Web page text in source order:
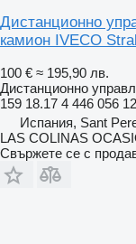
Дистанционно
камион IVECO
100 € ≈ 195,90 лв.
Дистанционно
159 18.17 4 446 056
Испания, Sant
LAS COLINAS
Свържете се с